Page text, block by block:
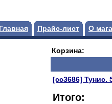
Главная Прайс-лист О
Корзина:
[сс3686] Тунис.
Итого: